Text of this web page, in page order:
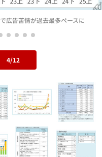
広告苦情が過去最多ペースに
4/12